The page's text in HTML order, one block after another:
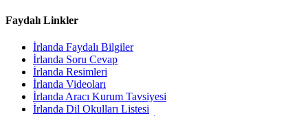
Faydalı Linkler
İrlanda Faydalı Bilgiler
İrlanda Soru Cevap
İrlanda Resimleri
İrlanda Videoları
İrlanda Aracı Kurum Tavsiyesi
İrlanda Dil Okulları Listesi